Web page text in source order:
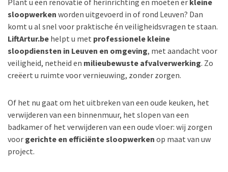
Plant u een renovatie of herinrichting en moeten er kleine
sloopwerken worden uitgevoerd in of rond Leuven? Dan
komt u al snel voor praktische én veiligheidsvragen te staan.
LiftArtur.be helpt u met professionele kleine
sloopdiensten in Leuven en omgeving, met aandacht voor
veiligheid, netheid en milieubewuste afvalverwerking. Zo
creëert u ruimte voor vernieuwing, zonder zorgen.
Of het nu gaat om het uitbreken van een oude keuken, het
verwijderen van een binnenmuur, het slopen van een
badkamer of het verwijderen van een oude vloer: wij zorgen
voor gerichte en efficiënte sloopwerken op maat van uw
project.